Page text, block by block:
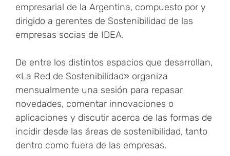
empresarial de la Argentina, compuesto por y
dirigido a gerentes de Sostenibilidad de las
empresas socias de IDEA.
De entre los distintos espacios que desarrollan,
«La Red de Sostenibilidad» organiza
mensualmente una sesión para repasar
novedades, comentar innovaciones o
aplicaciones y discutir acerca de las formas de
incidir desde las áreas de sostenibilidad, tanto
dentro como fuera de las empresas.